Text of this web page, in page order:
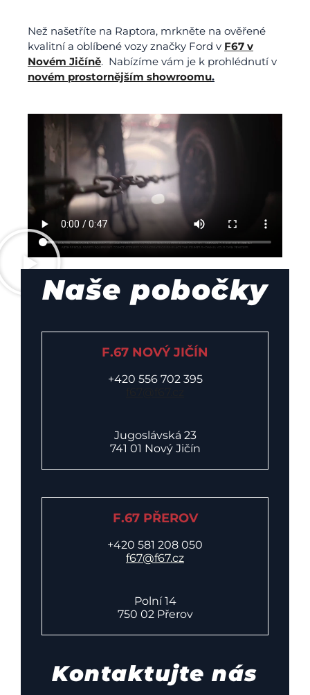
Než našetříte na Raptora, mrkněte na ověřené
kvalitní a oblíbené vozy značky Ford v F67 v
Novém Jičíně. Nabízíme vám je k prohlédnutí v
novém prostornějším showroomu.
Naše pobočky
F.67 NOVÝ JIČÍN
+420 556 702 395
Jugoslávská 23
741 01 Nový Jičín
F.67 PŘEROV
+420 581 208 050
f67@f67.cz
Polní 14
750 02 Přerov
Kontaktujte nás